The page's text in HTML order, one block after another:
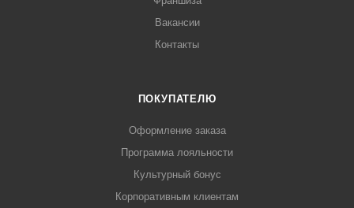
Вакансии
Контакты
ПОКУПАТЕЛЮ
Оформление заказа
Программа лояльности
Культурный бонус
Корпоративным клиентам